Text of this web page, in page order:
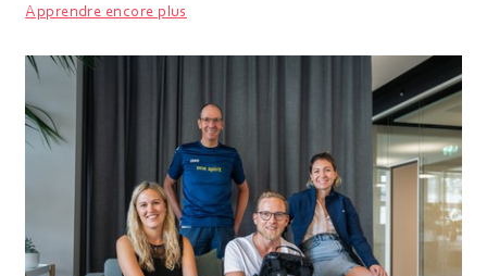
Apprendre encore plus